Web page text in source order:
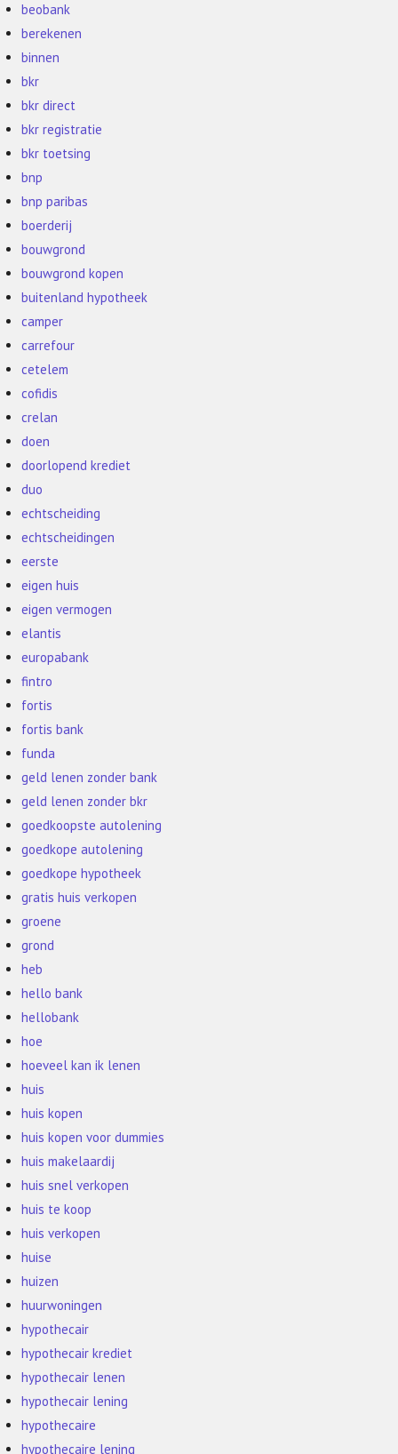
beobank
berekenen
binnen
bkr
bkr direct
bkr registratie
bkr toetsing
bnp
bnp paribas
boerderij
bouwgrond
bouwgrond kopen
buitenland hypotheek
camper
carrefour
cetelem
cofidis
crelan
doen
doorlopend krediet
duo
echtscheiding
echtscheidingen
eerste
eigen huis
eigen vermogen
elantis
europabank
fintro
fortis
fortis bank
funda
geld lenen zonder bank
geld lenen zonder bkr
goedkoopste autolening
goedkope autolening
goedkope hypotheek
gratis huis verkopen
groene
grond
heb
hello bank
hellobank
hoe
hoeveel kan ik lenen
huis
huis kopen
huis kopen voor dummies
huis makelaardij
huis snel verkopen
huis te koop
huis verkopen
huise
huizen
huurwoningen
hypothecair
hypothecair krediet
hypothecair lenen
hypothecair lening
hypothecaire
hypothecaire lening